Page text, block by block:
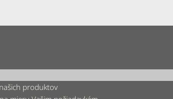
produktov